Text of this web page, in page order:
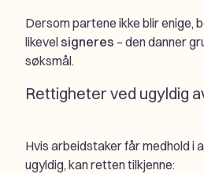
Dersom partene ikke blir enige,
likevel signeres – den danner
søksmål.
Rettigheter ved ugyldig
Hvis arbeidstaker får medhold i
ugyldig, kan retten tilkjenne: